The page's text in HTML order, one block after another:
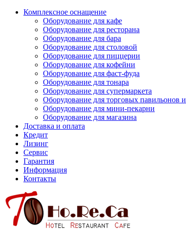
Комплексное оснащение
Оборудование для кафе
Оборудование для ресторана
Оборудование для бара
Оборудование для столовой
Оборудование для пиццерии
Оборудование для кофейни
Оборудование для фаст-фуда
Оборудование для тонара
Оборудование для супермаркета
Оборудование для торговых павильонов
Оборудование для мини-пекарни
Оборудование для магазина
Доставка и оплата
Кредит
Лизинг
Сервис
Гарантия
Информация
Контакты